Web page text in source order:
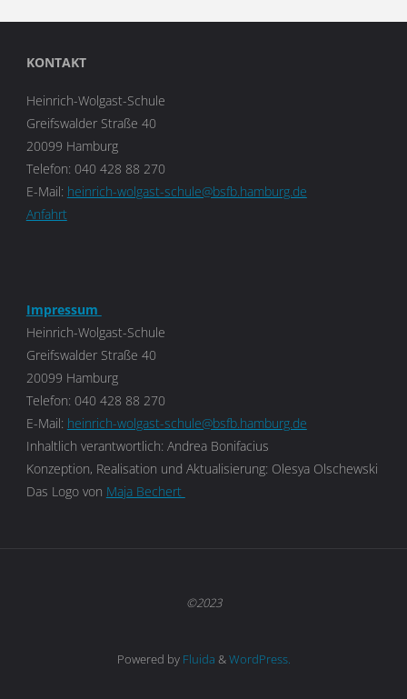
KONTAKT
Heinrich-Wolgast-Schule
Greifswalder Straße 40
20099 Hamburg
Telefon: 040 428 88 270
E-Mail: heinrich-wolgast-schule@bsfb.hamburg.de
Anfahrt
Impressum
Heinrich-Wolgast-Schule
Greifswalder Straße 40
20099 Hamburg
Telefon: 040 428 88 270
E-Mail: heinrich-wolgast-schule@bsfb.hamburg.de
Inhaltlich verantwortlich: Andrea Bonifacius
Konzeption, Realisation und Aktualisierung: Olesya Olschewski
Das Logo von Maja Bechert
©2023
Powered byFluida &WordPress.